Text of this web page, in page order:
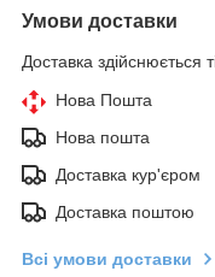
Умови доставки
Доставка здійснюється
Нова Пошта
Нова пошта
Доставка кур'єром
Доставка поштою
Всі умови доставки